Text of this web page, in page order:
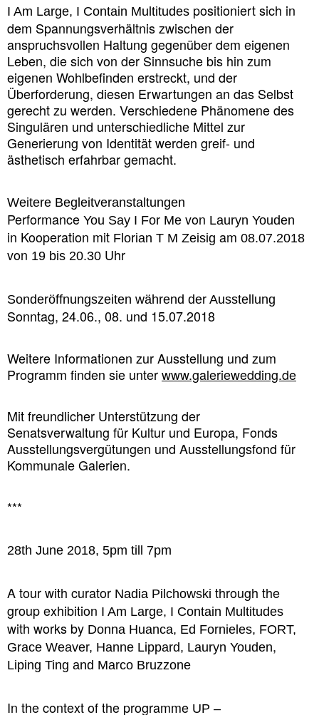
I Am Large, I Contain Multitudes positioniert sich in
dem Spannungsverhältnis zwischen der
anspruchsvollen Haltung gegenüber dem eigenen
Leben, die sich von der Sinnsuche bis hin zum
eigenen Wohlbefinden erstreckt, und der
Überforderung, diesen Erwartungen an das Selbst
gerecht zu werden. Verschiedene Phänomene des
Singulären und unterschiedliche Mittel zur
Generierung von Identität werden greif- und
ästhetisch erfahrbar gemacht.
Weitere Begleitveranstaltungen
Performance You Say I For Me von Lauryn Youden
in Kooperation mit Florian T M Zeisig am 08.07.2018
von 19 bis 20.30 Uhr
Sonderöffnungszeiten während der Ausstellung
Sonntag, 24.06., 08. und 15.07.2018
Weitere Informationen zur Ausstellung und zum
Programm finden sie unterwww.galeriewedding.de
Mit freundlicher Unterstützung der
Senatsverwaltung für Kultur und Europa, Fonds
Ausstellungsvergütungen und Ausstellungsfond für
Kommunale Galerien.
***
28th June 2018, 5pm till 7pm
A tour with curator Nadia Pilchowski through the
group exhibition I Am Large, I Contain Multitudes
with works by Donna Huanca, Ed Fornieles, FORT,
Grace Weaver, Hanne Lippard, Lauryn Youden,
Liping Ting and Marco Bruzzone
In the context of the programme UP –